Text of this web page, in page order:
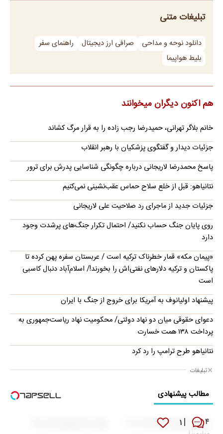
۴ ۱
تبلیغات متنی
دانلود نوحه و مداحی صرافی ارز دیجیتال
راهنمای سفر
بلیط هواپیما
هم اکنون دیگران میخوانند
خانم بلاگر تهرانی، حمیدرضا رجب زاده را به قرار مرگ کشاند
جزئیات دیدار و گفتگوی پزشکیان با رهبر انقلاب
پاسخ محمدرضا لاریجانی درباره چگونگی شناسایی پدرش برای ترور
نتانیاهو: قبل از خلع سلاح حماس عقب‌نشینی نمی‌کنیم
جزئیات جدید از ماجرای رد صلاحیت علی لاریجانی
روی پایان جنگ حساب نکنید/ احتمال تکرار جنگ‌های پرشدت وجود
دارد
«پیمان مکه» قمار خطرناک ترکیه است / عربستان سفره پهن کرده تا
پاکستان و ترکیه دلارهای نفتی‌اش را بخورند!/ اسلام‌آباد دنبال کاسبی
است
پیشنهاد اولیانوف به آمریکا برای خروج از جنگ با ایران
دعوای حقوقی میان دو نهاد دولتی/ محکومیت نهاد ریاست‌جمهوری به
پرداخت ۱۳۸ همت خسارت
نتانیاهو طرح ترامپ را رد کرد
تبلیغات
مطالب پیشنهادی